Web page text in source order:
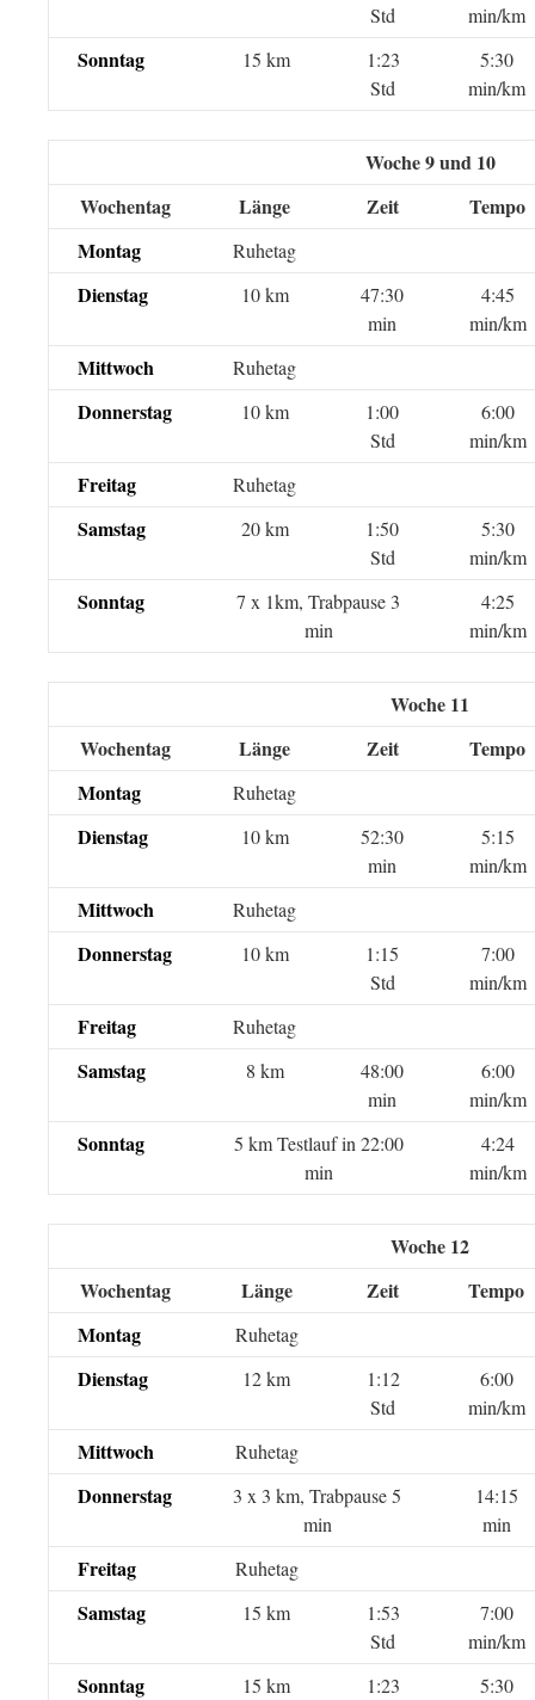
Std min/km
Sonntag 15 km
1:23
Std
5:30
min/km
Woche 9 und 10
Wochentag
Länge Zeit
Tempo
Montag
Ruhetag
Dienstag 10 km
47:30
min
4:45
min/km
Mittwoch Ruhetag
Donnerstag 10 km
1:00
Std
6:00
min/km
Freitag Ruhetag
Samstag 20 km
1:50
Std
5:30
min/km
Sonntag
7 x 1km, Trabpause 3
min
4:25
min/km
Woche 11
Wochentag
Länge Zeit
Tempo
Montag
Ruhetag
Dienstag 10 km
52:30
min
5:15
min/km
Mittwoch Ruhetag
Donnerstag 10 km
1:15
Std
7:00
min/km
Freitag Ruhetag
Samstag 8 km
48:00
min
6:00
min/km
Sonntag
5 km Testlauf in 22:00
min
4:24
min/km
Woche 12
Wochentag
Länge Zeit
Tempo
Montag
Ruhetag
Dienstag 12 km
1:12
Std
6:00
min/km
Mittwoch Ruhetag
Donnerstag
3 x 3 km, Trabpause 5
min
14:15
min
Freitag Ruhetag
Samstag 15 km
1:53
Std
7:00
min/km
Sonntag 15 km
1:23
5:30